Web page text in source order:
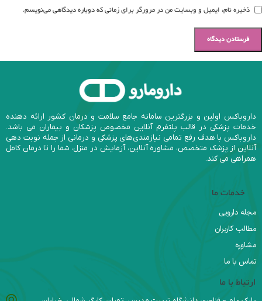
ذخیره نام، ایمیل و وبسایت من در مرورگر برای زمانی که دوباره دیدگاهی می‌نویسم.
داروباکس اولین و بزرگترین سامانه جامع سلامت و درمان کشور ارائه دهنده
خدمات پزشکی در قالب پلتفرم آنلاین مخصوص پزشکان و بیماران می باشد.
داروباکس با هدف رفع تمامی نیازمندی‌های پزشکی و درمانی از جمله نوبت دهی
آنلاین از پزشک متخصص، مشاوره آنلاین، آزمایش در منزل، شما را تا درمان کامل
همراهی می کند.
خدمات ما
مجله دارویی
مطالب کاربران
مشاوره
تماس با ما
ارتباط با ما